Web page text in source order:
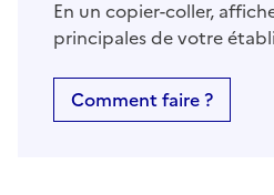
En un copier-coller,
principales de votre
Comment faire ?